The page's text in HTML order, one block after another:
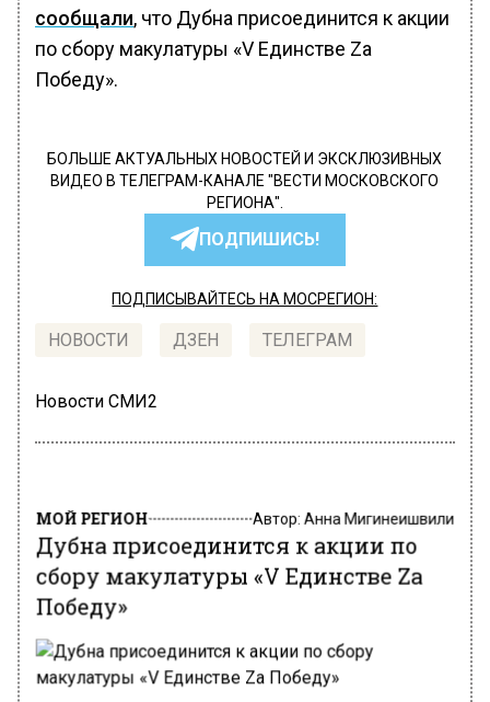
сообщали, что Дубна присоединится к акции
по сбору макулатуры «V Единстве Zа
Победу».
БОЛЬШЕ АКТУАЛЬНЫХ НОВОСТЕЙ И ЭКСКЛЮЗИВНЫХ
ВИДЕО В ТЕЛЕГРАМ-КАНАЛЕ "ВЕСТИ МОСКОВСКОГО
РЕГИОНА".
ПОДПИШИСЬ!
ПОДПИСЫВАЙТЕСЬ НА МОСРЕГИОН:
НОВОСТИ ДЗЕН ТЕЛЕГРАМ
Новости СМИ2
МОЙ РЕГИОН Автор: Анна Мигинеишвили
Дубна присоединится к акции по
сбору макулатуры «V Единстве Zа
Победу»